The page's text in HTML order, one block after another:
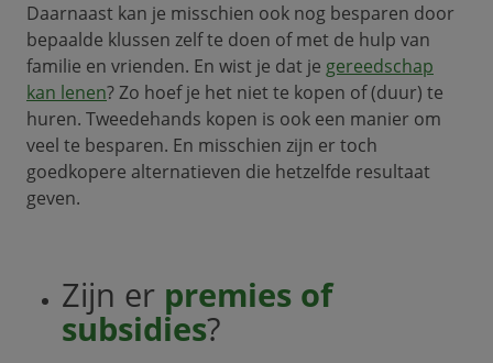
Daarnaast kan je misschien ook nog besparen door
bepaalde klussen zelf te doen of met de hulp van
familie en vrienden. En wist je dat je gereedschap
kan lenen? Zo hoef je het niet te kopen of (duur) te
huren. Tweedehands kopen is ook een manier om
veel te besparen. En misschien zijn er toch
goedkopere alternatieven die hetzelfde resultaat
geven.
Zijn er premies of
subsidies?